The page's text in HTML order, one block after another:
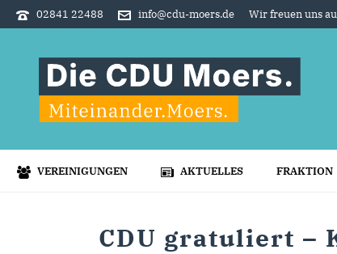
02841 22488 info@cdu-moers.de Wir freuen uns
VEREINIGUNGEN AKTUELLES FRAKTION
CDU gratuliert –